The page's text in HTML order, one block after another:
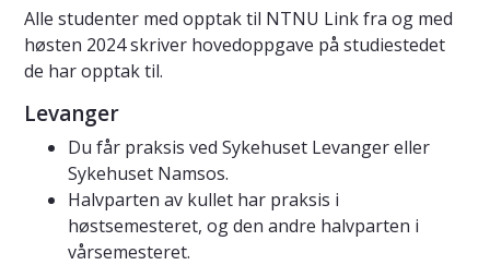
Alle studenter med opptak til NTNU Link fra og med
høsten 2024 skriver hovedoppgave på studiestedet
de har opptak til.
Levanger
Du får praksis ved Sykehuset Levanger eller
Sykehuset Namsos.
Halvparten av kullet har praksis i
høstsemesteret, og den andre halvparten i
vårsemesteret.